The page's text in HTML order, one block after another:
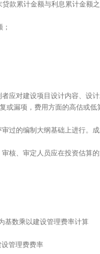
累计金额与利息累计金额
对建设项目设计内容、设计
或漏项，费用方面的高估或低
的编制大纲基础上进行。
、审定人员应在投资估算
数乘以建设管理费率计算
管理费费率